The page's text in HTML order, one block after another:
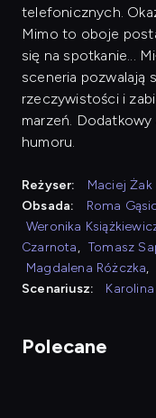
telefonicznych.
Mimo to oboje
się na spotkanie...
sceneria pozwalają
rzeczywistości i
marzeń.
humoru.
Reżyser:
Maciej Żak
Obsada:
Roma
Weronika
Czarnota, Tomasz
Magdalena Różczka,
Scenariusz:
Polecane